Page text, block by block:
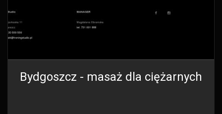
Bydgoszcz - masaż dla ciężarnych